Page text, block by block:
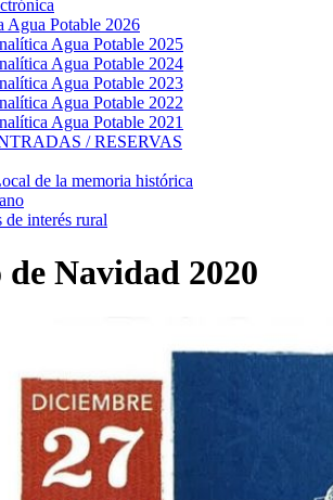
Agua Potable 2026
Agua Potable 2025
Agua Potable 2024
Agua Potable 2023
Agua Potable 2022
Agua Potable 2021
/ RESERVAS
de la memoria histórica
de interés rural
Navidad 2020